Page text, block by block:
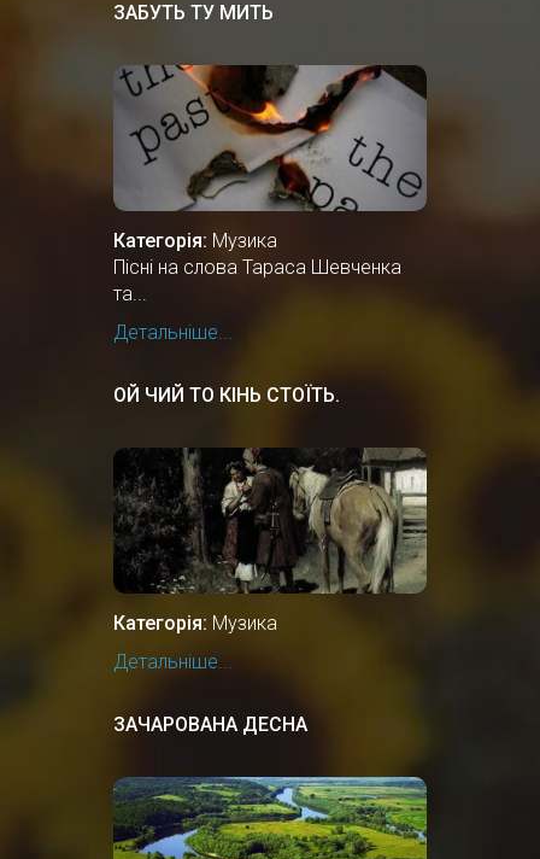
ЗАБУТЬ ТУ МИТЬ
Категорія: Музика
Пісні на слова Тараса Шевченка
та...
Детальніше...
ОЙ ЧИЙ ТО КІНЬ СТОЇТЬ.
Категорія: Музика
Детальніше...
ЗАЧАРОВАНА ДЕСНА